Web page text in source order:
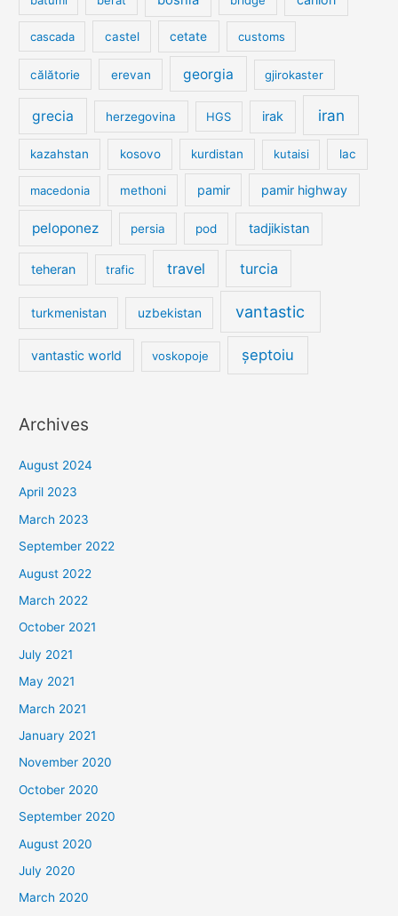
cascada castel cetate customs
călătorie erevan georgia gjirokaster
grecia herzegovina HGS irak iran
kazahstan kosovo kurdistan kutaisi lac
macedonia methoni pamir pamir highway
peloponez persia pod tadjikistan
teheran trafic travel turcia
turkmenistan uzbekistan vantastic
vantastic world voskopoje șeptoiu
Archives
August 2024
April 2023
March 2023
September 2022
August 2022
March 2022
October 2021
July 2021
May 2021
March 2021
January 2021
November 2020
October 2020
September 2020
August 2020
July 2020
March 2020